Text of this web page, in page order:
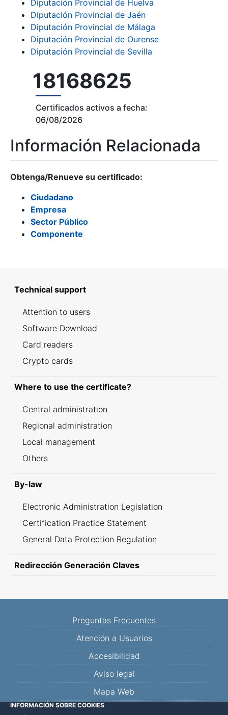
Diputación Provincial de Huelva
Diputación Provincial de Jaén
Diputación Provincial de Málaga
Diputación Provincial de Ourense
Diputación Provincial de Sevilla
18168625
Certificados activos a fecha:
06/08/2026
Información Relacionada
Obtenga/Renueve su certificado:
Ciudadano
Empresa
Sector Público
Componente
Technical support
Attention to users
Software Download
Card readers
Crypto cards
Where to use the certificate?
Central administration
Regional administration
Local management
Others
By-law
Electronic Administration Legislation
Certification Practice Statement
General Data Protection Regulation
Redirección Generación Claves
Preguntas Frecuentes
Atención a Usuarios
Accesibilidad
Aviso legal
Mapa Web
INFORMACIÓN SOBRE COOKIES